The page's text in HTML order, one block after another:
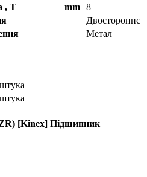
, T
mm
8
Двостороннє
Метал
[Kinex] Підшипник